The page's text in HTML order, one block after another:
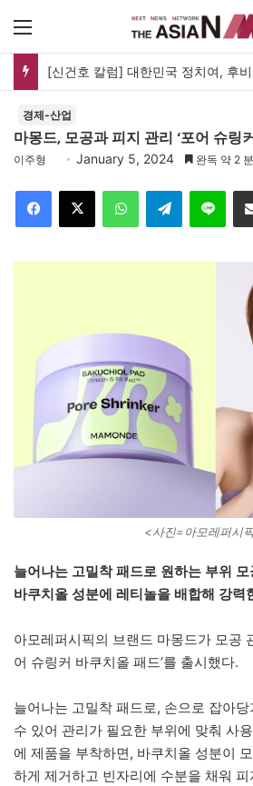
[신건호 칼럼] 대한민국 정치여, 후
경제-산업
마몽드, 모공과 피지 관리 ‘포어 슈링
이주형 January 5, 2024 완독 약 2
Telegram
<사진=아모레퍼시
늘어나는 고밀착 패드로 원하는 부위
바쿠치올 성분에 레티놀을 배합해 강력
아모레퍼시픽의 브랜드 마몽드가 모공
어 슈링커 바쿠치올 패드’를 출시했다.
늘어나는 고밀착 패드로, 손으로 잡아
수 있어 관리가 필요한 부위에 맞춰 사
에 제품을 부착하면, 바쿠치올 성분이
하게 제거하고 빈자리에 수분을 채워